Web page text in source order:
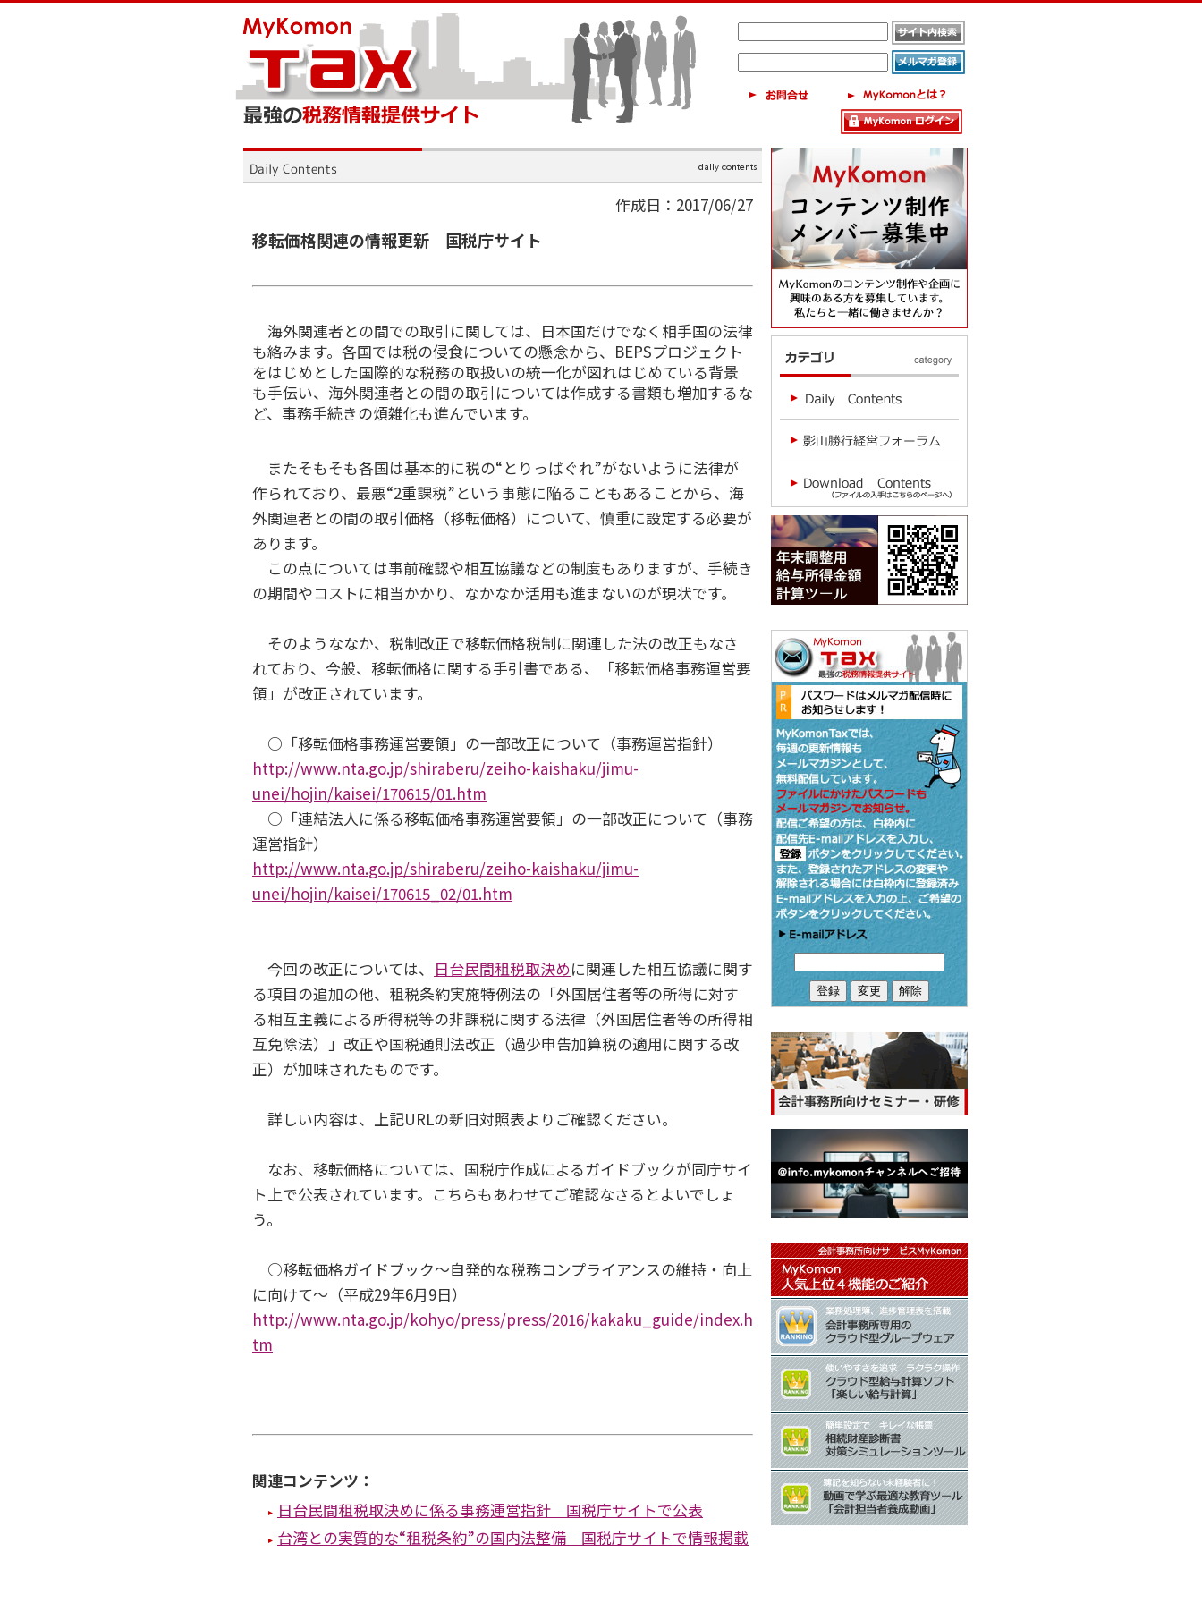
作成日：2017/06/27
移転価格関連の情報更新 国税庁サイト
海外関連者との間での取引に関しては、日本国だけでなく相手国の法律
も絡みます。各国では税の侵食についての懸念から、BEPSプロジェクト
をはじめとした国際的な税務の取扱いの統一化が図れはじめている背景
も手伝い、海外関連者との間の取引については作成する書類も増加するな
ど、事務手続きの煩雑化も進んでいます。
またそもそも各国は基本的に税の“とりっぱぐれ”がないように法律が
作られており、最悪“2重課税”という事態に陥ることもあることから、海
外関連者との間の取引価格（移転価格）について、慎重に設定する必要が
あります。
この点については事前確認や相互協議などの制度もありますが、手続き
の期間やコストに相当かかり、なかなか活用も進まないのが現状です。
そのようななか、税制改正で移転価格税制に関連した法の改正もなさ
れており、今般、移転価格に関する手引書である、「移転価格事務運営要
領」が改正されています。
○「移転価格事務運営要領」の一部改正について（事務運営指針）
http://www.nta.go.jp/shiraberu/zeiho-kaishaku/jimu-
unei/hojin/kaisei/170615/01.htm
○「連結法人に係る移転価格事務運営要領」の一部改正について（事務
運営指針）
http://www.nta.go.jp/shiraberu/zeiho-kaishaku/jimu-
unei/hojin/kaisei/170615_02/01.htm
今回の改正については、 日台民間租税取決めに関連した相互協議に関す
る項目の追加の他、租税条約実施特例法の「外国居住者等の所得に対す
る相互主義による所得税等の非課税に関する法律（外国居住者等の所得相
互免除法）」改正や国税通則法改正（過少申告加算税の適用に関する改
正）が加味されたものです。
詳しい内容は、上記URLの新旧対照表よりご確認ください。
なお、移転価格については、国税庁作成によるガイドブックが同庁サイ
ト上で公表されています。こちらもあわせてご確認なさるとよいでしょ
う。
○移転価格ガイドブック～自発的な税務コンプライアンスの維持・向上
に向けて～（平成29年6月9日）
http://www.nta.go.jp/kohyo/press/press/2016/kakaku_guide/index.h
tm
関連コンテンツ：
日台民間租税取決めに係る事務運営指針 国税庁サイトで公表
台湾との実質的な“租税条約”の国内法整備 国税庁サイトで情報掲載